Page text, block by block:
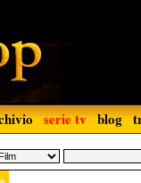
serie tv blog